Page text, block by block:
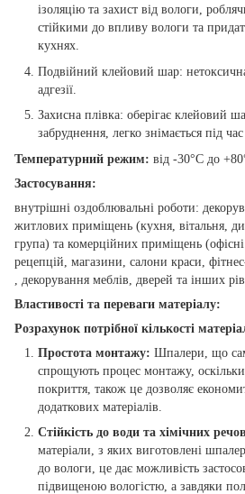
ізоляцію та захист від вологи,
стійкими до впливу вологи та
кухнях.
Подвійний клейовий шар:
адгезії.
Захисна плівка: оберігає клейовий
забруднення, легко знімається під
Температурний режим: від -30°C до
Застосування:
внутрішні оздоблювальні роботи:
житлових приміщень (кухня, вітальня,
група) та комерційних приміщень
рецепцій, магазини, салони краси,
, декорування меблів, дверей та інших
Властивості та переваги матеріалу:
Розрахунок потрібної кількості
Простота монтажу: Шпалери, що
спрощують процес монтажу,
покриття, також це дозволяє
додаткових матеріалів.
Стійкість до води та хімічних
матеріали, з яких виготовлені
до вологи, це дає можливість
підвищеною вологістю, а завдяки